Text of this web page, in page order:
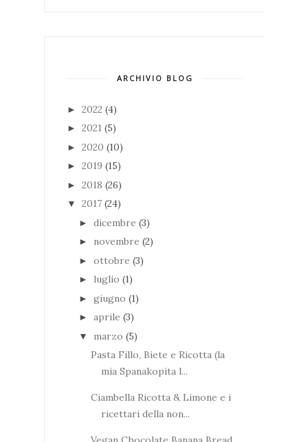
ARCHIVIO BLOG
► 2022 (4)
► 2021 (5)
► 2020 (10)
► 2019 (15)
► 2018 (26)
▼ 2017 (24)
► dicembre (3)
► novembre (2)
► ottobre (3)
► luglio (1)
► giugno (1)
► aprile (3)
▼ marzo (5)
Pasta Fillo, Biete e Ricotta (la
mia Spanakopita l...
Ciambella Ricotta & Limone e i
ricettari della non...